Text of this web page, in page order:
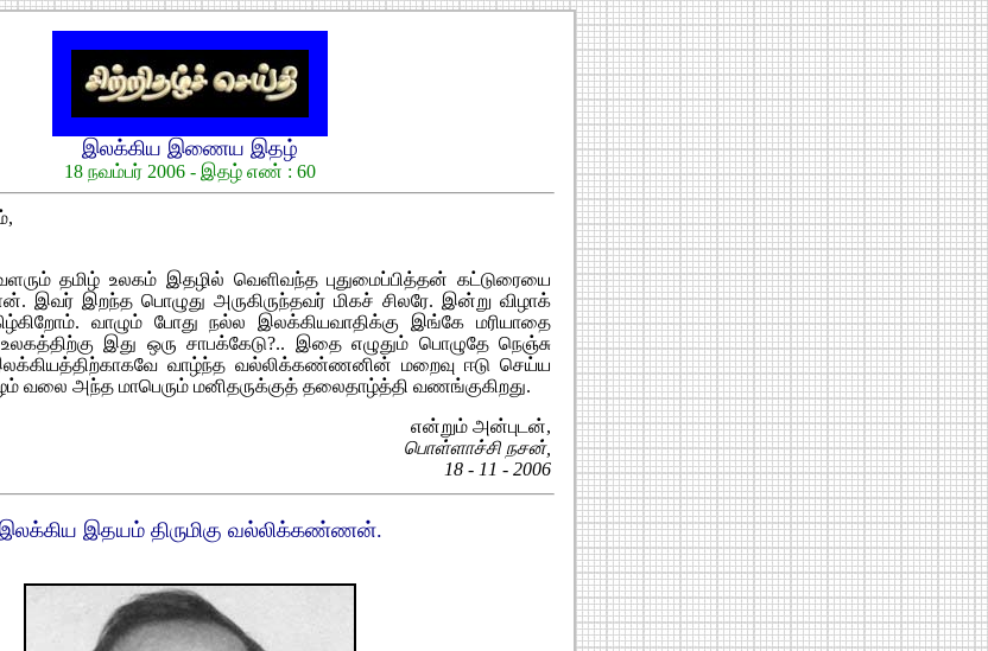
இலக்கிய இணைய இதழ்
18 நவம்பர் 2006 - இதழ் எண் : 60
தமிழ் உலகம் இதழில் வெளிவந்த புதுமைப்பித்தன் கட்டுரையை
இறந்த பொழுது அருகிருந்தவர் மிகச் சிலரே. இன்று விழாக்
வாழும் போது நல்ல இலக்கியவாதிக்கு இங்கே மரியாதை
இது ஒரு சாபக்கேடு?.. இதை எழுதும் பொழுதே நெஞ்சு
இலக்கியத்திற்காகவே வாழ்ந்த வல்லிக்கண்ணனின் மறைவு ஈடு செய்ய
வலை அந்த மாபெரும் மனிதருக்குத் தலைதாழ்த்தி வணங்குகிறது.
என்றும் அன்புடன்,
பொள்ளாச்சி நசன்,
18 - 11 - 2006
இதயம் திருமிகு வல்லிக்கண்ணன்.